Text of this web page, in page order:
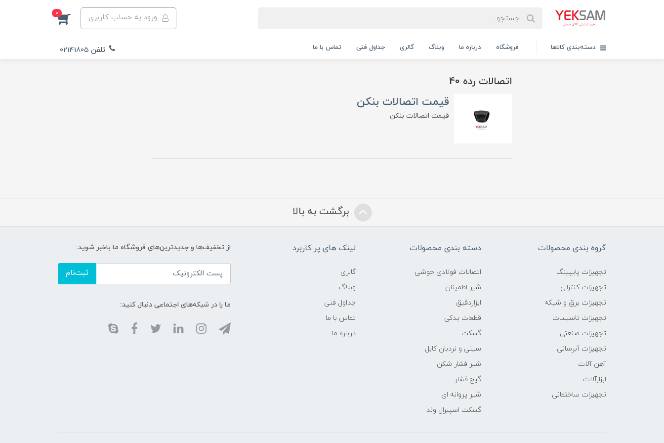
ورود به حساب کاربری 0
دسته‌بندی کالاها فروشگاه درباره ما وبلاگ گالری جداول فنی تماس با ما تلفن 02141805
اتصالات رده 40
قیمت اتصالات بنکن
قیمت اتصالات بنکن
برگشت به بالا
گروه بندی محصولات
تجهیزات پایپینگ
تجهیزات کنترلی
تجهیزات برق و شبکه
تجهیزات تاسیسات
تجهیزات صنعتی
تجهیزات آبرسانی
آهن آلات
ابزارآلات
تجهیزات ساختمانی
دسته بندی محصولات
اتصالات فولادی جوشی
شیر اطمینان
ابزاردقیق
قطعات یدکی
گسکت
سینی و نردبان کابل
شیر فشار شکن
گیج فشار
شیر پروانه ای
گسکت اسپیرال وند
لینک های پر کاربرد
گالری
وبلاگ
جداول فنی
تماس با ما
درباره ما
از تخفیف‌ها و جدیدترین‌های فروشگاه ما باخبر شوید:
ثبت‌نام
ما را در شبکه‌های اجتماعی دنبال کنید: